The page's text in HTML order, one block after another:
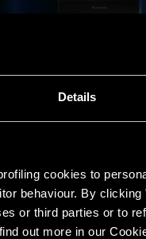
Details
cookies to
behaviour. By
or third parties or to
out more in our
LẬP CHUẨN
NƯỚC NÓNG